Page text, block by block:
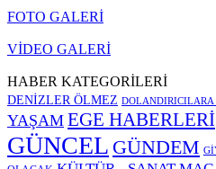
FOTO GALERİ
VİDEO GALERİ
HABER KATEGORİLERİ
DENİZLER ÖLMEZ
YAŞAM EGE HABERLERİ
GÜNCEL GÜNDEM